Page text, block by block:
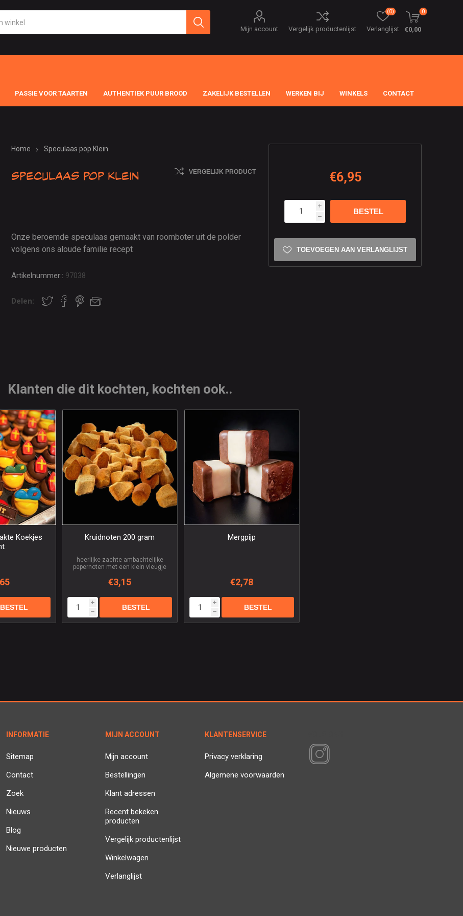
Mijn account Vergelijk productenlijst Verlanglijst
(0) 0
€0,00
PASSIE VOOR TAARTEN AUTHENTIEK PUUR BROOD ZAKELIJK BESTELLEN WERKEN BIJ WINKELS CONTACT
Home Speculaas pop Klein
Speculaas pop Klein VERGELIJK PRODUCT
Onze beroemde speculaas gemaakt van roomboter uit de polder
volgens ons aloude familie recept
Artikelnummer:: 97038
Delen:
€6,95
i
h
TOEVOEGEN AAN VERLANGLIJST
Klanten die dit kochten, kochten ook..
Koekjes
Kruidnoten 200 gram
heerlijke zachte ambachtelijke
pepernoten met een klein vleugje
€3,15
i
h
Mergpijp
€2,78
i
h
INFORMATIE
Sitemap
Contact
Zoek
Nieuws
Blog
Nieuwe producten
MIJN ACCOUNT
Mijn account
Bestellingen
Klant adressen
Recent bekeken
producten
Vergelijk productenlijst
Winkelwagen
Verlanglijst
KLANTENSERVICE
Privacy verklaring
Algemene voorwaarden